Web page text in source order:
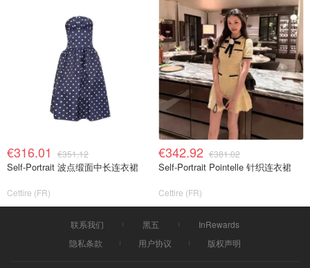
€316.01 €351.12
Self-Portrait 波点缎面中长连衣裙
Cettire (FR)
€342.92 €381.02
Self-Portrait Pointelle 针织连衣裙
Cettire (FR)
联系我们 黑五
InRewards
隐私条款
用户协议 版权声明